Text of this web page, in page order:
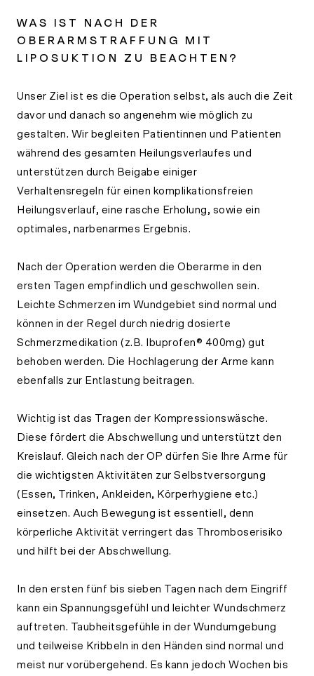
WAS IST NACH DER
OBERARMSTRAFFUNG MIT
LIPOSUKTION ZU BEACHTEN?
Unser Ziel ist es die Operation selbst, als auch die Zeit
davor und danach so angenehm wie möglich zu
gestalten. Wir begleiten Patientinnen und Patienten
während des gesamten Heilungsverlaufes und
unterstützen durch Beigabe einiger
Verhaltensregeln für einen komplikationsfreien
Heilungsverlauf, eine rasche Erholung, sowie ein
optimales, narbenarmes Ergebnis.
Nach der Operation werden die Oberarme in den
ersten Tagen empfindlich und geschwollen sein.
Leichte Schmerzen im Wundgebiet sind normal und
können in der Regel durch niedrig dosierte
Schmerzmedikation (z.B. Ibuprofen® 400mg) gut
behoben werden. Die Hochlagerung der Arme kann
ebenfalls zur Entlastung beitragen.
Wichtig ist das Tragen der Kompressionswäsche.
Diese fördert die Abschwellung und unterstützt den
Kreislauf. Gleich nach der OP dürfen Sie Ihre Arme für
die wichtigsten Aktivitäten zur Selbstversorgung
(Essen, Trinken, Ankleiden, Körperhygiene etc.)
einsetzen. Auch Bewegung ist essentiell, denn
körperliche Aktivität verringert das Thromboserisiko
und hilft bei der Abschwellung.
In den ersten fünf bis sieben Tagen nach dem Eingriff
kann ein Spannungsgefühl und leichter Wundschmerz
auftreten. Taubheitsgefühle in der Wundumgebung
und teilweise Kribbeln in den Händen sind normal und
meist nur vorübergehend. Es kann jedoch Wochen bis